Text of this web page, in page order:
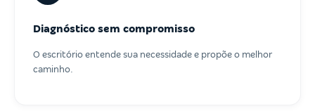
Diagnóstico sem compromisso
O escritório entende sua necessidade e propõe o melhor
caminho.